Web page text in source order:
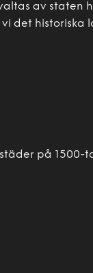
av staten
det
på 1500-